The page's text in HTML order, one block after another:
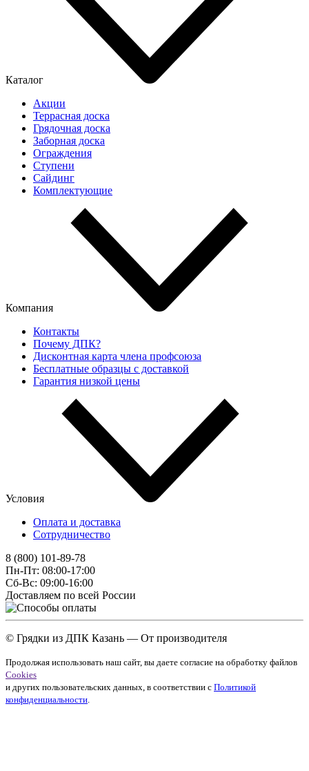
Каталог
Акции
Террасная доска
Грядочная доска
Заборная доска
Ограждения
Ступени
Сайдинг
Комплектующие
Компания
Контакты
Почему ДПК?
Дисконтная карта члена профсоюза
Бесплатные образцы с доставкой
Гарантия низкой цены
Условия
Оплата и доставка
Сотрудничество
8 (800) 101-89-78
Пн-Пт: 08:00-17:00
Сб-Вс: 09:00-16:00
Доставляем по всей России
© Грядки из ДПК Казань — От производителя
Продолжая использовать наш сайт, вы даете согласие на обработку файлов
Cookies
и других пользовательских данных, в соответствии с Политикой
конфиденциальности